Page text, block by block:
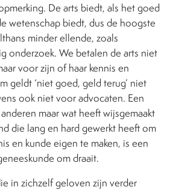
De arts biedt, als het goed
wetenschap biedt, dus de hoogste
minder ellende, zoals
onderzoek. We betalen de arts niet
voor zijn of haar kennis en
geldt ‘niet goed, geld terug’ niet
ook niet voor advocaten. Een
maar wat heeft wijsgemaakt
die lang en hard gewerkt heeft om
en kunde eigen te maken, is een
om draait.
in zichzelf geloven zijn verder